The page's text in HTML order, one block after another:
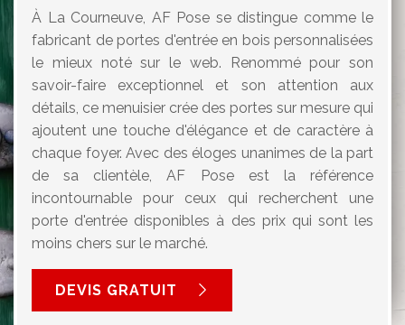
À La Courneuve, AF Pose se distingue comme le
fabricant de portes d'entrée en bois personnalisées
le mieux noté sur le web. Renommé pour son
savoir-faire exceptionnel et son attention aux
détails, ce menuisier crée des portes sur mesure qui
ajoutent une touche d'élégance et de caractère à
chaque foyer. Avec des éloges unanimes de la part
de sa clientèle, AF Pose est la référence
incontournable pour ceux qui recherchent une
porte d'entrée disponibles à des prix qui sont les
moins chers sur le marché.
DEVIS GRATUIT